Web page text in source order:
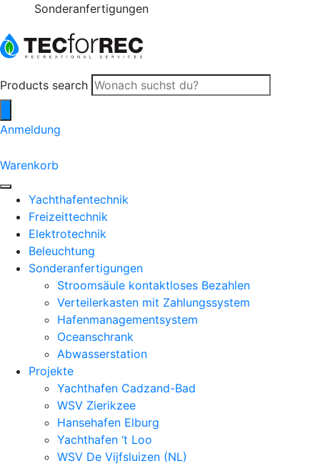
2 Jahre Garantie
Products search
Anmeldung
Warenkorb
Yachthafentechnik
Freizeittechnik
Elektrotechnik
Beleuchtung
Sonderanfertigungen
Stroomsäule kontaktloses Bezahlen
Verteilerkasten mit Zahlungssystem
Hafenmanagementsystem
Oceanschrank
Abwasserstation
Projekte
Yachthafen Cadzand-Bad
WSV Zierikzee
Hansehafen Elburg
Yachthafen ‘t Loo
WSV De Vijfsluizen (NL)